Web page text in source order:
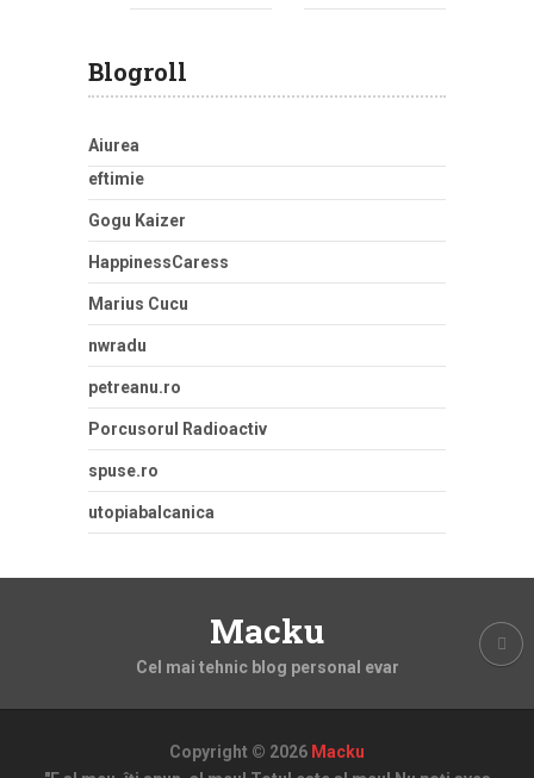
Blogroll
Aiurea
eftimie
Gogu Kaizer
HappinessCaress
Marius Cucu
nwradu
petreanu.ro
Porcusorul Radioactiv
spuse.ro
utopiabalcanica
Macku
Cel mai tehnic blog personal evar
Copyright © 2026 Macku